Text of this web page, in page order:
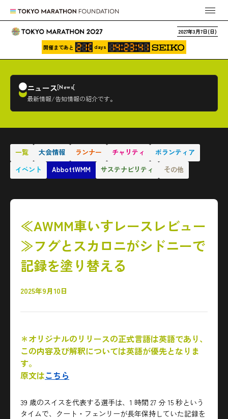
2027年3月7日(日)
開催まであと days
ニュース News
最新情報/告知情報の紹介です。
一覧 大会情報 ランナー チャリティ
ボランティア
イベント
AbbottWMM サステナビリティ その他
≪AWMM車いすレースレビュー
≫フグとスカロニがシドニーで
記録を塗り替える
2025年9月10日
＊オリジナルのリリースの正式言語は英語であり、
この内容及び解釈については英語が優先となりま
す。
原文はこちら
39 歳のスイスを代表する選手は、1 時間 27 分 15 秒という
タイムで、クート・フェンリーが長年保持していた記録を